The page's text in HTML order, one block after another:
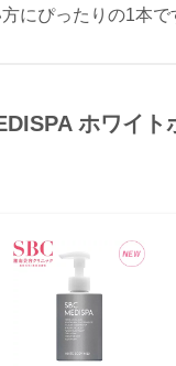
にぴったりの1本で
ホワイト